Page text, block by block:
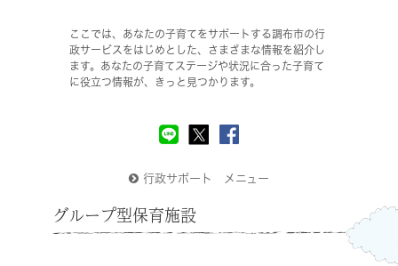
ここでは、あなたの子育てをサポートする調布市の行
政サービスをはじめとした、さまざまな情報を紹介し
ます。あなたの子育てステージや状況に合った子育て
に役立つ情報が、きっと見つかります。
行政サポート メニュー
グループ型保育施設